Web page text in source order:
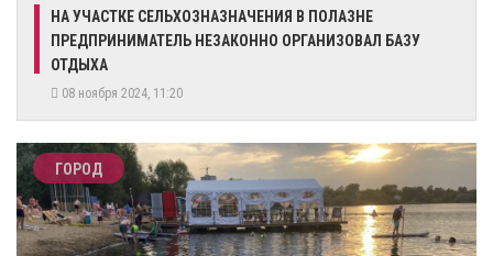
​НА УЧАСТКЕ СЕЛЬХОЗНАЗНАЧЕНИЯ В ПОЛАЗНЕ
ПРЕДПРИНИМАТЕЛЬ НЕЗАКОННО ОРГАНИЗОВАЛ БАЗУ
ОТДЫХА
08 ноября 2024, 11:20
ГОРОД